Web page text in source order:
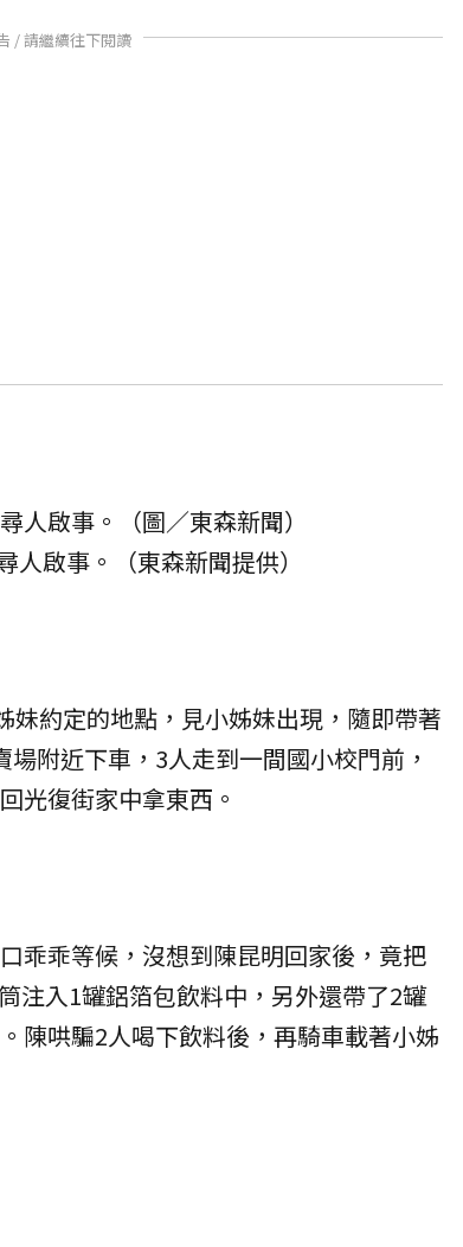
/ 請繼續往下閱讀
啟事。（圖／東森新聞）
妹約定的地點，見小姊妹出現，隨即帶著
附近下車，3人走到一間國小校門前，
光復街家中拿東西。
乖乖等候，沒想到陳昆明回家後，竟把
注入1罐鋁箔包飲料中，另外還帶了2罐
陳哄騙2人喝下飲料後，再騎車載著小姊